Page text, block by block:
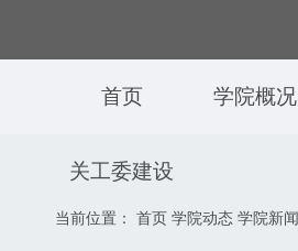
首页 学院概况
关工委建设
当前位置： 首页 学院动态 学院新闻